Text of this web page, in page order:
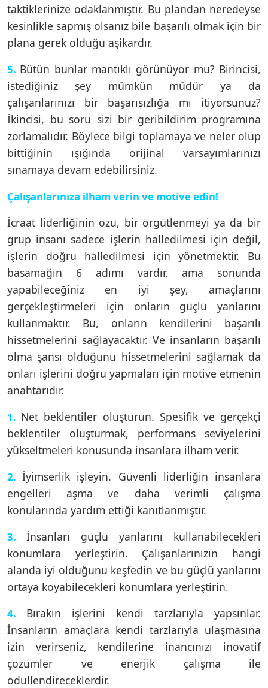
taktiklerinize odaklanmıştır. Bu plandan neredeyse
kesinlikle sapmış olsanız bile başarılı olmak için bir
plana gerek olduğu aşikardır.
5. Bütün bunlar mantıklı görünüyor mu? Birincisi,
istediğiniz şey mümkün müdür ya da
çalışanlarınızı bir başarısızlığa mı itiyorsunuz?
İkincisi, bu soru sizi bir geribildirim programına
zorlamalıdır. Böylece bilgi toplamaya ve neler olup
bittiğinin ışığında orijinal varsayımlarınızı
sınamaya devam edebilirsiniz.
Çalışanlarınıza ilham verin ve motive edin!
İcraat liderliğinin özü, bir örgütlenmeyi ya da bir
grup insanı sadece işlerin halledilmesi için değil,
işlerin doğru halledilmesi için yönetmektir. Bu
basamağın 6 adımı vardır, ama sonunda
yapabileceğiniz en iyi şey, amaçlarını
gerçekleştirmeleri için onların güçlü yanlarını
kullanmaktır. Bu, onların kendilerini başarılı
hissetmelerini sağlayacaktır. Ve insanların başarılı
olma şansı olduğunu hissetmelerini sağlamak da
onları işlerini doğru yapmaları için motive etmenin
anahtarıdır.
1. Net beklentiler oluşturun. Spesifik ve gerçekçi
beklentiler oluşturmak, performans seviyelerini
yükseltmeleri konusunda insanlara ilham verir.
2.İyimserlik işleyin. Güvenli liderliğin insanlara
engelleri aşma ve daha verimli çalışma
konularında yardım ettiği kanıtlanmıştır.
3. İnsanları güçlü yanlarını kullanabilecekleri
konumlara yerleştirin. Çalışanlarınızın hangi
alanda iyi olduğunu keşfedin ve bu güçlü yanlarını
ortaya koyabilecekleri konumlara yerleştirin.
4. Bırakın işlerini kendi tarzlarıyla yapsınlar.
İnsanların amaçlara kendi tarzlarıyla ulaşmasına
izin verirseniz, kendilerine inancınızı inovatif
çözümler ve enerjik çalışma ile
ödüllendireceklerdir.